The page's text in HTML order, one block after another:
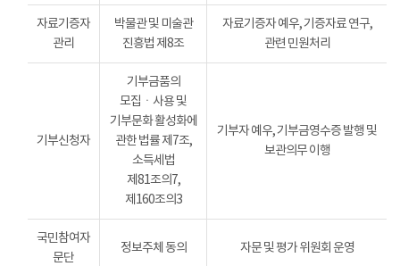
자료기증자
관리
박물관 및 미술관
진흥법 제8조
자료기증자 예우, 기증자료 연구,
관련 민원처리
기부신청자
기부금품의
모집ㆍ사용 및
기부문화 활성화에
관한 법률 제7조,
소득세법
제81조의7,
제160조의3
기부자 예우, 기부금영수증 발행 및
보관의무 이행
국민참여자
문단
정보주체 동의 자문 및 평가 위원회 운영